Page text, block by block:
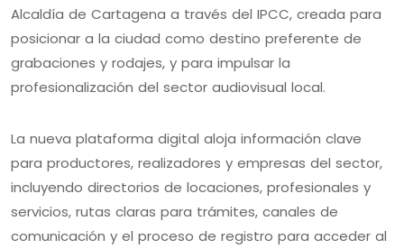
Alcaldía de Cartagena a través del IPCC, creada para
posicionar a la ciudad como destino preferente de
grabaciones y rodajes, y para impulsar la
profesionalización del sector audiovisual local.
La nueva plataforma digital aloja información clave
para productores, realizadores y empresas del sector,
incluyendo directorios de locaciones, profesionales y
servicios, rutas claras para trámites, canales de
comunicación y el proceso de registro para acceder al